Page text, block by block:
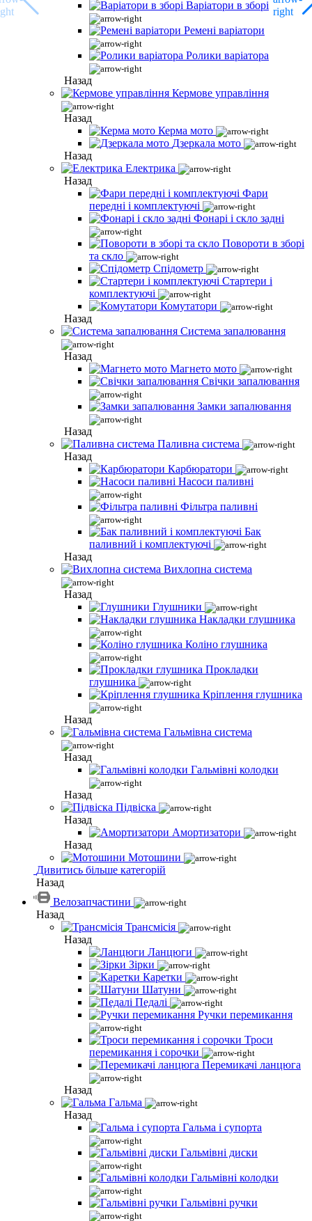
Варіатори в зборі
Ремені варіатори
Ролики варіатора
Назад
Кермове управління
Назад
Керма мото
Дзеркала мото
Назад
Електрика
Назад
Фари
передні і комплектуючі
Фонарі і скло задні
Повороти в зборі
та скло
Спідометр
Стартери і
комплектуючі
Комутатори
Назад
Система запалювання
Назад
Магнето мото
Свічки запалювання
Замки запалювання
Назад
Паливна система
Назад
Карбюратори
Насоси паливні
Фільтра паливні
Бак
паливний і комплектуючі
Назад
Вихлопна система
Назад
Глушники
Накладки глушника
Коліно глушника
Прокладки
глушника
Кріплення глушника
Назад
Гальмівна система
Назад
Гальмівні колодки
Назад
Підвіска
Назад
Амортизатори
Назад
Мотошини
Дивитись більше категорій
Назад
Велозапчастини
Назад
Трансмісія
Назад
Ланцюги
Зірки
Каретки
Шатуни
Педалі
Ручки перемикання
Троси
перемикання і сорочки
Перемикачі ланцюга
Назад
Гальма
Назад
Гальма і супорта
Гальмівні диски
Гальмівні колодки
Гальмівні ручки